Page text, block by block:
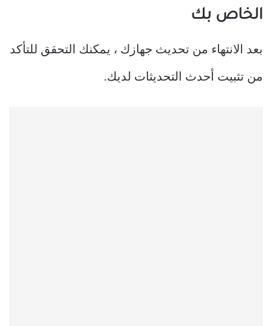
الخاص بك
بعد الانتهاء من تحديث جهازك ، يمكنك التحقق للتأكد
من تثبيت أحدث التحديثات لديك.